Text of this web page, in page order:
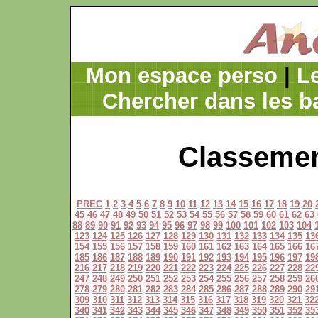
Mon espace perso
Chercher dans les
PREC 1 2 3 4 5 6 7 8 9 10 11 12 13 14 15 16 17 18 19 20
45 46 47 48 49 50 51 52 53 54 55 56 57 58 59 60 61 62 63
88 89 90 91 92 93 94 95 96 97 98 99 100 101 102 103 104
123 124 125 126 127 128 129 130 131 132 133 134 135
154 155 156 157 158 159 160 161 162 163 164 165 166
185 186 187 188 189 190 191 192 193 194 195 196 197
216 217 218 219 220 221 222 223 224 225 226 227 228
247 248 249 250 251 252 253 254 255 256 257 258 259
278 279 280 281 282 283 284 285 286 287 288 289 290
309 310 311 312 313 314 315 316 317 318 319 320 321
340 341 342 343 344 345 346 347 348 349 350 351 352